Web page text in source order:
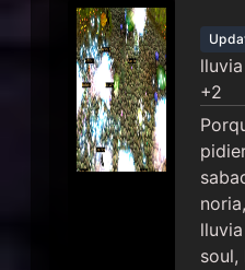
+2